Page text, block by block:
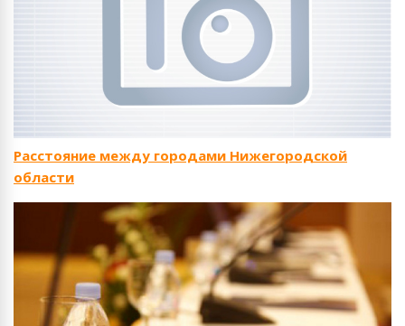
Расстояние между городами Нижегородской
области